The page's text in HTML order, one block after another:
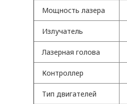
Мощность лазера
Излучатель
Лазерная голова
Контроллер
Тип двигателей